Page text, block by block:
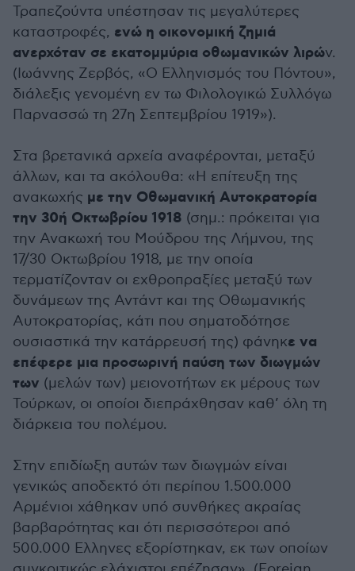
Τραπεζούντα υπέστησαν τις μεγαλύτερες
καταστροφές, ενώ η οικονομική ζημιά
ανερχόταν σε εκατομμύρια οθωμανικών λιρών.
(Ιωάννης Ζερβός, «Ο Ελληνισμός του Πόντου»,
διάλεξις γενομένη εν τω Φιλολογικώ Συλλόγω
Παρνασσώ τη 27η Σεπτεμβρίου 1919»).
Στα βρετανικά αρχεία αναφέρονται, μεταξύ
άλλων, και τα ακόλουθα: «Η επίτευξη της
ανακωχής με την Οθωμανική Αυτοκρατορία
την 30ή Οκτωβρίου 1918 (σημ.: πρόκειται για
την Ανακωχή του Μούδρου της Λήμνου, της
17/30 Οκτωβρίου 1918, με την οποία
τερματίζονταν οι εχθροπραξίες μεταξύ των
δυνάμεων της Αντάντ και της Οθωμανικής
Αυτοκρατορίας, κάτι που σηματοδότησε
ουσιαστικά την κατάρρευσή της) φάνηκε να
επέφερε μια προσωρινή παύση των διωγμών
των (μελών των) μειονοτήτων εκ μέρους των
Τούρκων, οι οποίοι διεπράχθησαν καθ’ όλη τη
διάρκεια του πολέμου.
Στην επιδίωξη αυτών των διωγμών είναι
γενικώς αποδεκτό ότι περίπου 1.500.000
Αρμένιοι χάθηκαν υπό συνθήκες ακραίας
βαρβαρότητας και ότι περισσότεροι από
500.000 Ελληνες εξορίστηκαν, εκ των οποίων